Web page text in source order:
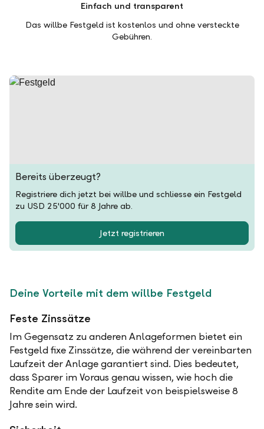
Einfach und transparent
Das willbe Festgeld ist kostenlos und ohne versteckte
Gebühren.
Bereits überzeugt?
Registriere dich jetzt bei willbe und schliesse ein Festgeld
zu USD 25'000 für 8 Jahre ab.
Jetzt registrieren
Deine Vorteile mit dem willbe Festgeld
Feste Zinssätze
Im Gegensatz zu anderen Anlageformen bietet ein
Festgeld fixe Zinssätze, die während der vereinbarten
Laufzeit der Anlage garantiert sind. Dies bedeutet,
dass Sparer im Voraus genau wissen, wie hoch die
Rendite am Ende der Laufzeit von beispielsweise 8
Jahre sein wird.